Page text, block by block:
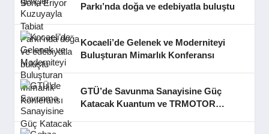
Parkı’nda doğa ve edebiyatla buluştu
Kocaeli’de Gelenek ve Moderniteyi
Buluşturan Mimarlık Konferansı
GTÜ’de Savunma Sanayisine Güç
Katacak Kuantum ve TRMOTOR